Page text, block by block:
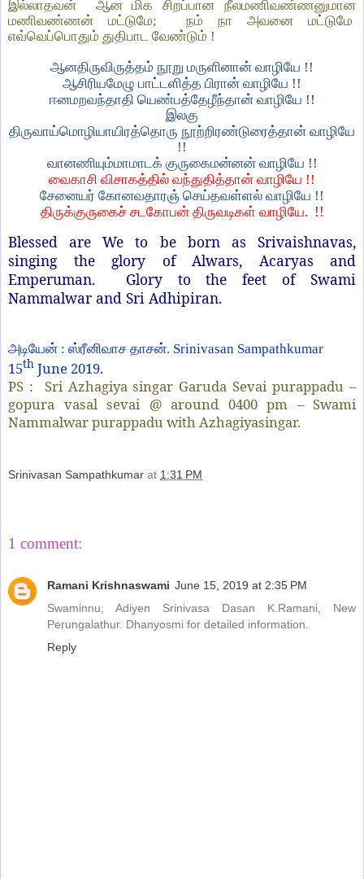
இல்லாதவன்
ஆன மிக சிறப்பான நீலமணிவண்ணனுமான
மணிவண்ணன் மட்டுமே;
நம் நா அவனை மட்டுமே
எவ்வெப்பொதும் துதிபாட வேண்டும் !
ஆனதிருவிருத்தம் நூறு மருளினான் வாழியே !!
ஆசிரியமேழு பாட்டளித்த பிரான் வாழியே !!
ஈனமறவந்தாதி யெண்பத்தேழீந்தான் வாழியே !!
இலகு
திருவாய்மொழியாயிரத்தொரு நூற்றிரண்டுரைத்தான் வாழியே
!!
வானணியும்மாமாடக் குருகைமன்னன் வாழியே !!
வைகாசி விசாகத்தில் வந்துதித்தான் வாழியே !!
சேனையர் கோனவதாரஞ் செய்தவள்ளல் வாழியே !!
திருக்குருகைச் சடகோபன் திருவடிகள் வாழியே. !!
Blessed are We to be born as Srivaishnavas,
singing the glory of Alwars, Acaryas and
Emperuman.
Glory to the feet of Swami
Nammalwar and Sri Adhipiran.
அடியேன் : ஸ்ரீனிவாச தாசன். Srinivasan Sampathkumar
15th June 2019.
PS :
Sri Azhagiya singar Garuda Sevai purappadu –
gopura vasal sevai @ around 0400 pm – Swami
Nammalwar purappadu with Azhagiyasingar.
Srinivasan Sampathkumar at 1:31 PM
1 comment:
Ramani Krishnaswami June 15, 2019 at 2:35 PM
Swaminnu, Adiyen Srinivasa Dasan K.Ramani, New
Perungalathur. Dhanyosmi for detailed information.
Reply